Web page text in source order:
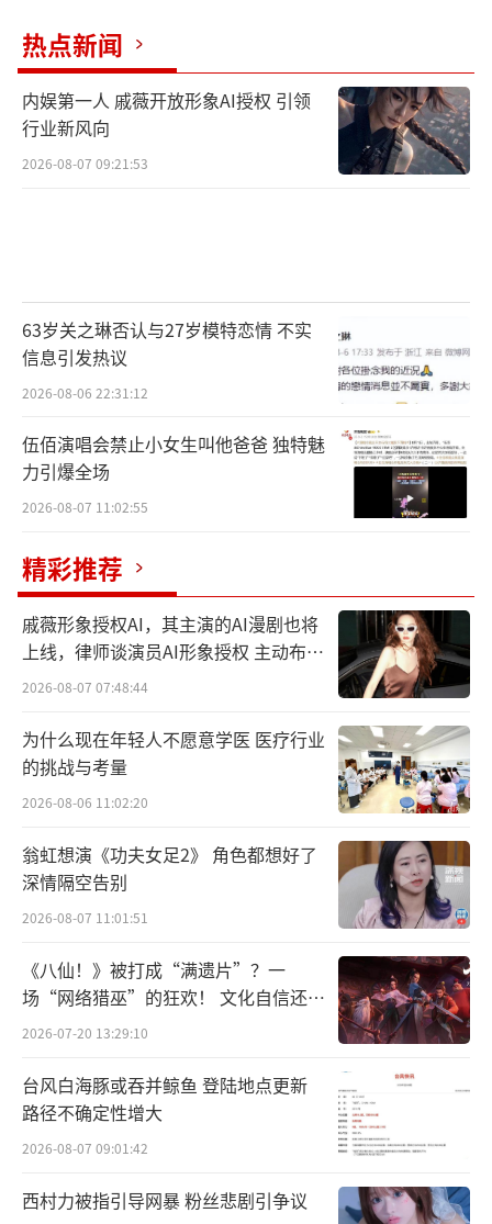
北京广播电视台出品，北京市文物局、北京京
企中轴线保护公益基金会联合出品，首席战略
合作伙伴华夏银行、特约赞助京能集团、特别
支持金隅集团赞助播出的大型文化原创音乐真
文、颜人中、《中国诗词大会》第四季总冠军
陈更将组成本期“拾音团”，一路寻觅一路发
现，最终完成本期节目主题曲的创作。
热点新闻
内娱第一人 戚薇开放形象AI授权 引领
行业新风向
2026-08-07 09:21:53
63岁关之琳否认与27岁模特恋情 不实
信息引发热议
2026-08-06 22:31:12
伍佰演唱会禁止小女生叫他爸爸 独特魅
力引爆全场
2026-08-07 11:02:55
精彩推荐
戚薇形象授权AI，其主演的AI漫剧也将
上线，律师谈演员AI形象授权 主动布局
数字资产
2026-08-07 07:48:44
为什么现在年轻人不愿意学医 医疗行业
的挑战与考量
2026-08-06 11:02:20
翁虹想演《功夫女足2》 角色都想好了
深情隔空告别
2026-08-07 11:01:51
《八仙！》被打成“满遗片”？一
场“网络猎巫”的狂欢！ 文化自信还是
焦虑？
2026-07-20 13:29:10
台风白海豚或吞并鲸鱼 登陆地点更新
路径不确定性增大
2026-08-07 09:01:42
西村力被指引导网暴 粉丝悲剧引争议